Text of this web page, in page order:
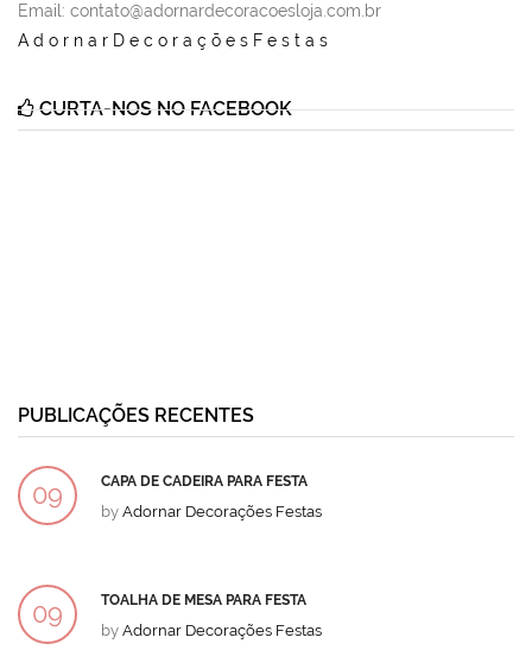
Email : contato@adornardecoracoesloja.com.br
AdornarDecoraçõesFestas
CURTA-NOS NO FACEBOOK
PUBLICAÇÕES RECENTES
09 CAPA DE CADEIRA PARA FESTA
by Adornar Decorações Festas
09 TOALHA DE MESA PARA FESTA
by Adornar Decorações Festas